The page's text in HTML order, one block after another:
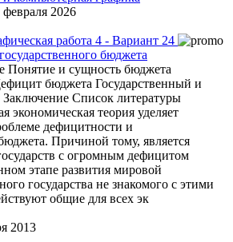
февраля 2026
бюджета
Понятие и сущность бюджета
бюджета Государственный и
Список литературы
экономическая теория уделяет
дефицитности и
Причиной тому, является
с огромным дефицитом
этапе развития мировой
государства не знакомого с этими
общие для всех эк
2013